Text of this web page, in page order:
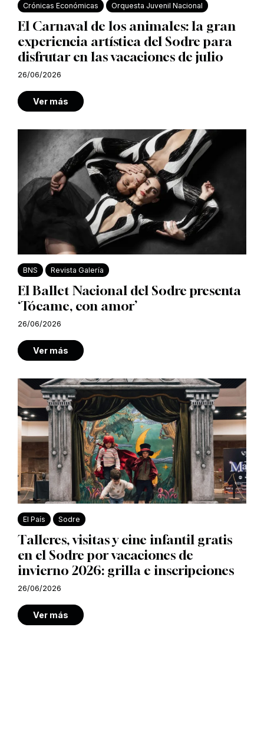
Crónicas Económicas Orquesta Juvenil Nacional
El Carnaval de los animales: la gran
experiencia artística del Sodre para
disfrutar en las vacaciones de julio
26/06/2026
Ver más
BNS Revista Galería
El Ballet Nacional del Sodre presenta
‘Tócame, con amor’
26/06/2026
Ver más
El País Sodre
Talleres, visitas y cine infantil gratis
en el Sodre por vacaciones de
invierno 2026: grilla e inscripciones
26/06/2026
Ver más